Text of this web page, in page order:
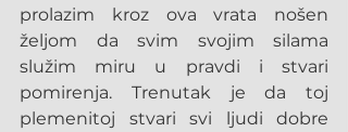
prolazim kroz ova vrata nošen
željom da svim svojim silama
služim miru u pravdi i stvari
pomirenja. Trenutak je da toj
plemenitoj stvari svi ljudi dobre